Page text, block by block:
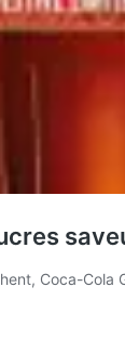
Coca-Cola